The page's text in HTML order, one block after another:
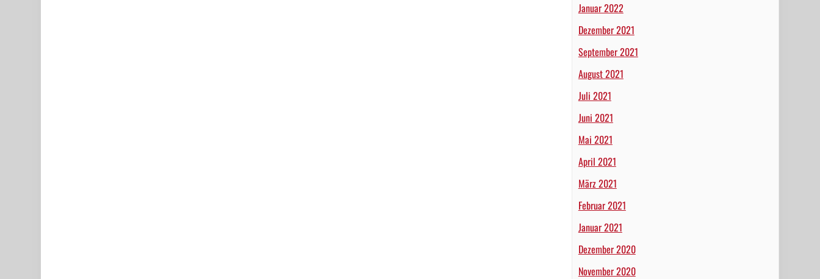
Januar 2022
Dezember 2021
September 2021
August 2021
Juli 2021
Juni 2021
Mai 2021
April 2021
März 2021
Februar 2021
Januar 2021
Dezember 2020
November 2020